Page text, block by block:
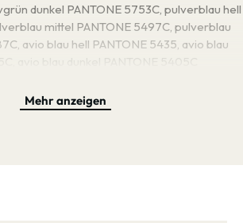
dunkel PANTONE 5753C, pulverblau hell
mittel PANTONE 5497C, pulverblau
avio blau hell PANTONE 5435, avio blau
Mehr anzeigen